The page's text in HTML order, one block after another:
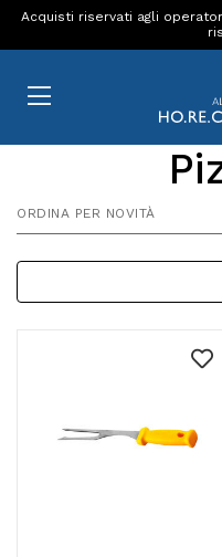
Acquisti riservati agli
ORDINA PER NOVITÀ